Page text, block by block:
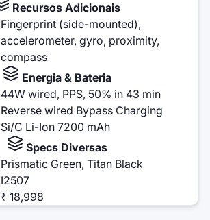
Recursos Adicionais
Fingerprint (side-mounted),
accelerometer, gyro, proximity,
compass
Energia & Bateria
44W wired, PPS, 50% in 43 min
Reverse wired Bypass Charging
Si/C Li-Ion 7200 mAh
Specs Diversas
Prismatic Green, Titan Black
I2507
₹ 18,998